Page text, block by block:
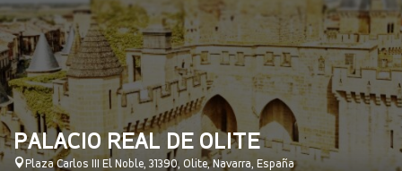
PALACIO REAL DE OLITE
Plaza Carlos III El Noble, 31390, Olite, Navarra, España